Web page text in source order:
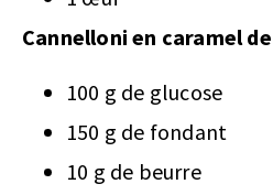
Cannelloni en caramel
100 g de glucose
150 g de fondant
10 g de beurre